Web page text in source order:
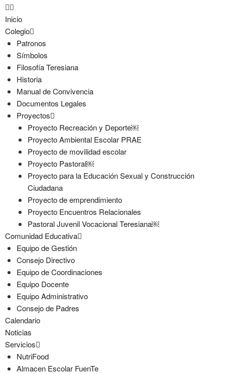
Inicio
Colegio
Patronos
Símbolos
Filosofía Teresiana
Historia
Manual de Convivencia
Documentos Legales
Proyectos
Proyecto Recreación y Deporte￼
Proyecto Ambiental Escolar PRAE
Proyecto de movilidad escolar
Proyecto Pastoral￼
Proyecto para la Educación Sexual y Construcción
Ciudadana
Proyecto de emprendimiento
Proyecto Encuentros Relacionales
Pastoral Juvenil Vocacional Teresiana￼
Comunidad Educativa
Equipo de Gestión
Consejo Directivo
Equipo de Coordinaciones
Equipo Docente
Equipo Administrativo
Consejo de Padres
Calendario
Noticias
Servicios
NutriFood
Almacen Escolar FuenTe